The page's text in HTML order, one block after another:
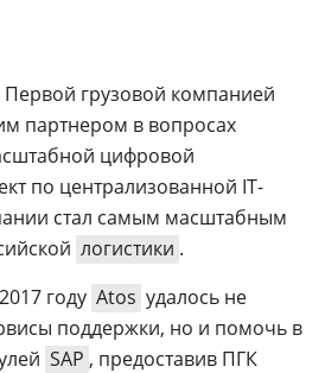
грузовой компанией
партнером в вопросах
цифровой
по централизованной IT-
стал самым масштабным
логистики .
году Atos удалось не
поддержки, но и помочь в
SAP , предоставив ПГК